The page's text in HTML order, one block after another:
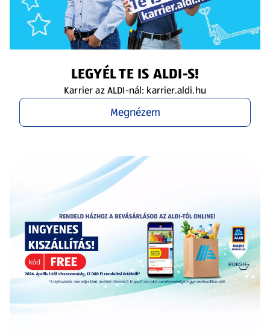
LEGYÉL TE IS ALDI-S!
Karrier az ALDI-nál: karrier.aldi.hu
Megnézem